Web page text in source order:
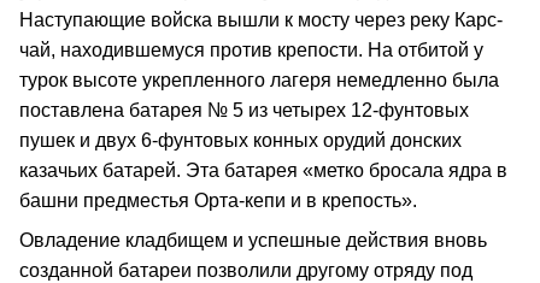
Наступающие войска вышли к мосту через реку Карс-
чай, находившемуся против крепости. На отбитой у
турок высоте укрепленного лагеря немедленно была
поставлена батарея № 5 из четырех 12-фунтовых
пушек и двух 6-фунтовых конных орудий донских
казачьих батарей. Эта батарея «метко бросала ядра в
башни предместья Орта-кепи и в крепость».
Овладение кладбищем и успешные действия вновь
созданной батареи позволили другому отряду под